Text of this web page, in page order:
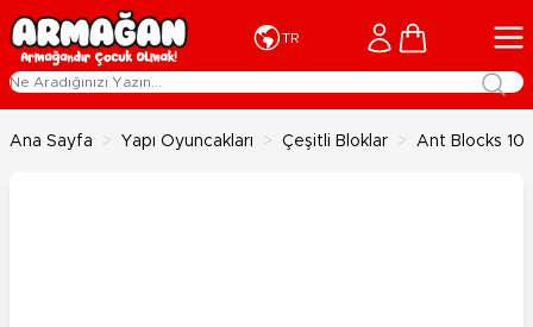
İçeriğe geç
TR Cart
Ana Sayfa > Yapı Oyuncakları > Çeşitli Bloklar > Ant Blocks